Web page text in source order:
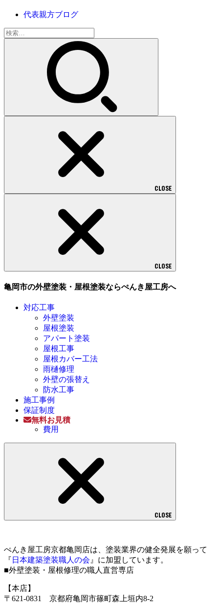
代表親方ブログ
検
索:
CLOSE
CLOSE
亀岡市の外壁塗装・屋根塗装ならぺんき屋工房へ
対応工事
外壁塗装
屋根塗装
アパート塗装
屋根工事
屋根カバー工法
雨樋修理
外壁の張替え
防水工事
施工事例
保証制度
無料お見積
費用
CLOSE
ぺんき屋工房京都亀岡店は、塗装業界の健全発展を願って
『 日本建築塗装職人の会 』に加盟しています。
■外壁塗装・屋根修理の職人直営専店
【本店】
〒621-0831 京都府亀岡市篠町森上垣内8-2